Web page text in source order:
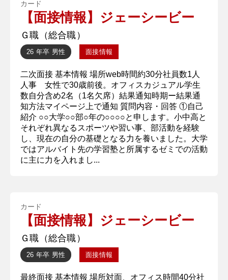
カード
【面接情報】ジェーシービー
Ｇ職（総合職）
26 年卒 男性 面接情報
二次面接 基本情報 場所web時間約30分社員数1人
人事 女性で30歳前後。オフィスカジュアル学生
数自分含め2名（1名欠席）結果通知時期ー結果通
知方法マイページ上で通知 質問内容・回答 ①自己
紹介 ○○大学○○部○年の○○○○と申します。小中高と
それぞれ異なるスポーツや習い事、部活動を経験
し、現在の自分の基礎となる力を養いました。大学
ではアルバイト先の学習塾と所属するゼミでの活動
に主に力を入れまし...
カード
【面接情報】ジェーシービー
Ｇ職（総合職）
26 年卒 男性 面接情報
最終面接 基本情報 場所対面、オフィス時間40分社